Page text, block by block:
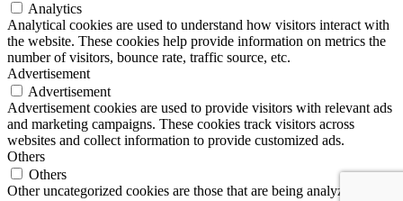
Analytics
Analytical cookies are used to understand how visitors interact with
the website. These cookies help provide information on metrics the
number of visitors, bounce rate, traffic source, etc.
Advertisement
Advertisement
Advertisement cookies are used to provide visitors with relevant ads
and marketing campaigns. These cookies track visitors across
websites and collect information to provide customized ads.
Others
Others
Other uncategorized cookies are those that are being analyzed and